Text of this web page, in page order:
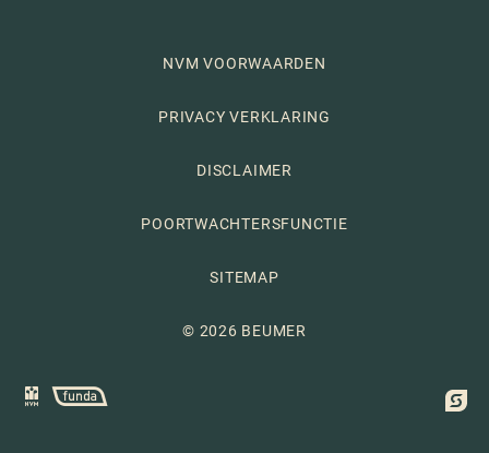
NVM VOORWAARDEN
PRIVACY VERKLARING
DISCLAIMER
POORTWACHTERSFUNCTIE
SITEMAP
© 2026 BEUMER